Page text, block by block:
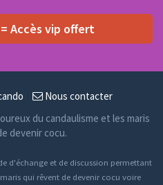
Accès vip offert
Nous contacter
du candaulisme et les maris
devenir cocu.
d'échange et de discussion permettant
qui rêvent de devenir cocu voire